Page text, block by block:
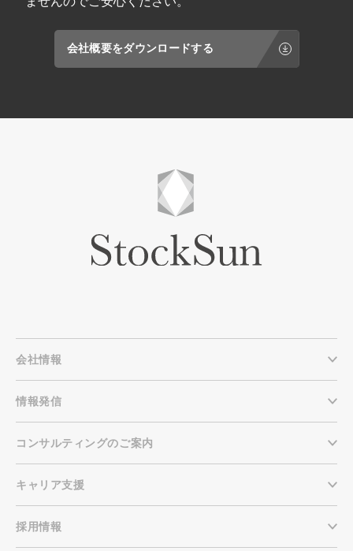
会社概要をダウンロードする
会社情報
情報発信
コンサルティングのご案内
キャリア支援
採用情報